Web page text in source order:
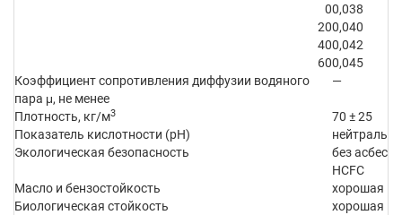
0
20
40
60
0,038
0,040
0,042
0,045
Коэффициент сопротивления диффузии водяного
пара μ, не менее
—
Плотность, кг/м3
70 ± 25
Показатель кислотности (pH)
Экологическая безопасность
без
HCFC
Масло и бензостойкость
хорошая
Биологическая стойкость
хорошая